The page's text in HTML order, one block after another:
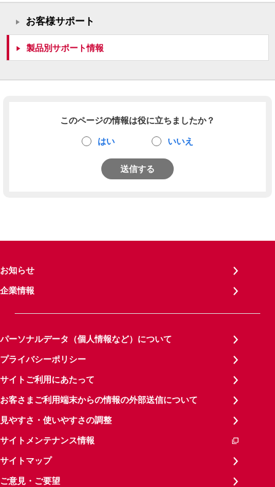
お客様サポート
製品別サポート情報
このページの情報は役に立ちましたか？
はい いいえ
送信する
お知らせ
企業情報
パーソナルデータ（個人情報など）について
プライバシーポリシー
サイトご利用にあたって
お客さまご利用端末からの情報の外部送信について
見やすさ・使いやすさの調整
サイトメンテナンス情報
サイトマップ
ご意見・ご要望